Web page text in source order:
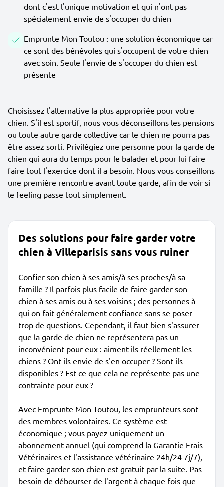
dont c'est l'unique motivation et qui n'ont pas
spécialement envie de s'occuper du chien
Emprunte Mon Toutou : une solution économique car
ce sont des bénévoles qui s'occupent de votre chien
avec soin. Seule l'envie de s'occuper du chien est
présente
Choisissez l'alternative la plus appropriée pour votre
chien. S'il est sportif, nous vous déconseillons les pensions
ou toute autre garde collective car le chien ne pourra pas
être assez sorti. Privilégiez une personne pour la garde de
chien qui aura du temps pour le balader et pour lui faire
faire tout l'exercice dont il a besoin. Nous vous conseillons
une première rencontre avant toute garde, afin de voir si
le feeling passe tout simplement.
Des solutions pour faire garder votre
chien à Villeparisis sans vous ruiner
Confier son chien à ses amis/à ses proches/à sa
famille ? Il parfois plus facile de faire garder son
chien à ses amis ou à ses voisins ; des personnes à
qui on fait généralement confiance sans se poser
trop de questions. Cependant, il faut bien s'assurer
que la garde de chien ne représentera pas un
inconvénient pour eux : aiment-ils réellement les
chiens ? Ont-ils envie de s'en occuper ? Sont-ils
disponibles ? Est-ce que cela ne représente pas une
contrainte pour eux ?
Avec Emprunte Mon Toutou, les emprunteurs sont
des membres volontaires. Ce système est
économique ; vous payez uniquement un
abonnement annuel (qui comprend la Garantie Frais
Vétérinaires et l'assistance vétérinaire 24h/24 7j/7),
et faire garder son chien est gratuit par la suite. Pas
besoin de débourser de l'argent à chaque fois que